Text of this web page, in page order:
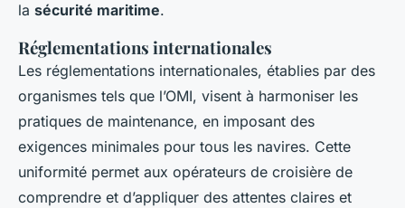
la sécurité maritime.
Réglementations internationales
Les réglementations internationales, établies par des
organismes tels que l’OMI, visent à harmoniser les
pratiques de maintenance, en imposant des
exigences minimales pour tous les navires. Cette
uniformité permet aux opérateurs de croisière de
comprendre et d’appliquer des attentes claires et